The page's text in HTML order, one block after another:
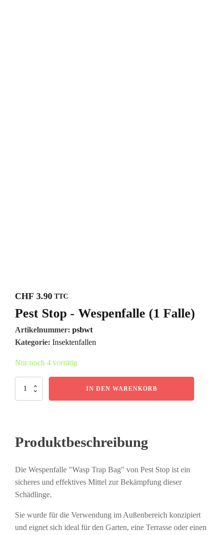
CHF 3.90 TTC
Pest Stop - Wespenfalle (1 Falle)
Artikelnummer: psbwt
Kategorie: Insektenfallen
Nur noch 4 vorrätig
Pest
Menge
IN DEN WARENKORB
Produktbeschreibung
Die Wespenfalle "Wasp Trap Bag" von Pest Stop ist ein
sicheres und effektives Mittel zur Bekämpfung dieser
Schädlinge.
Sie wurde für die Verwendung im Außenbereich konzipiert
und eignet sich ideal für den Garten, eine Terrasse oder einen